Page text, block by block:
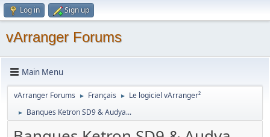
Log in Sign up
vArranger Forums
Main Menu
vArranger Forums ► Français ► Le logiciel vArranger²
► Banques Ketron SD9 & Audya...